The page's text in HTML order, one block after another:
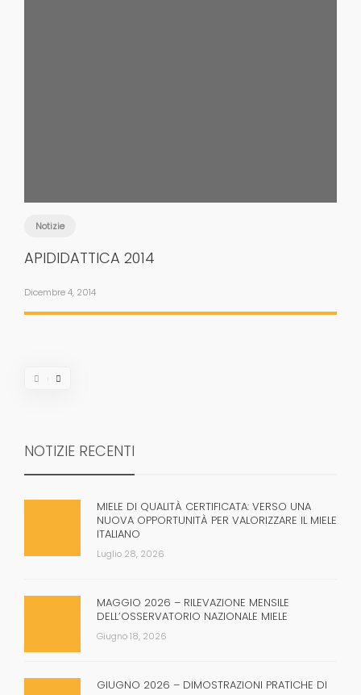
Notizie
APIDIDATTICA 2014
Dicembre 4, 2014
NOTIZIE RECENTI
MIELE DI QUALITÀ CERTIFICATA: VERSO UNA
NUOVA OPPORTUNITÀ PER VALORIZZARE IL MIELE
ITALIANO
Luglio 28, 2026
MAGGIO 2026 – RILEVAZIONE MENSILE
DELL’OSSERVATORIO NAZIONALE MIELE
Giugno 18, 2026
GIUGNO 2026 – DIMOSTRAZIONI PRATICHE DI